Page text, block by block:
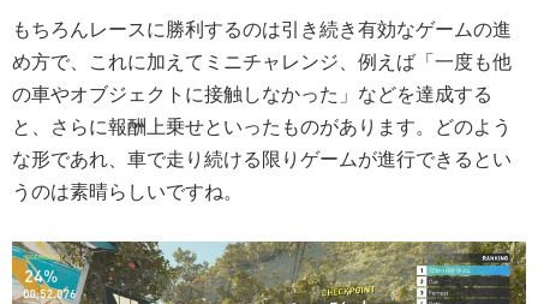
もちろんレースに勝利するのは引き続き有効なゲームの進
め方で、これに加えてミニチャレンジ、例えば「一度も他
の車やオブジェクトに接触しなかった」などを達成する
と、さらに報酬上乗せといったものがあります。どのよう
な形であれ、車で走り続ける限りゲームが進行できるとい
うのは素晴らしいですね。